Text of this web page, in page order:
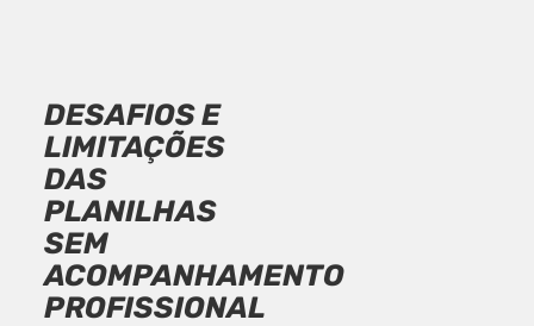
DESAFIOS E
LIMITAÇÕES
DAS
PLANILHAS
SEM
ACOMPANHAMENTO
PROFISSIONAL